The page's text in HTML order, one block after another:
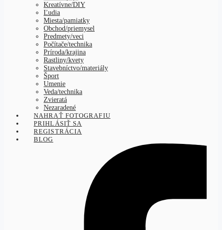
Kreatívne/DIY
Ľudia
Miesta/pamiatky
Obchod/priemysel
Predmety/veci
Počítače/technika
Príroda/krajina
Rastliny/kvety
Stavebníctvo/materiály
Šport
Umenie
Veda/technika
Zvieratá
Nezaradené
NAHRAŤ FOTOGRAFIU
PRIHLÁSIŤ SA
REGISTRÁCIA
BLOG